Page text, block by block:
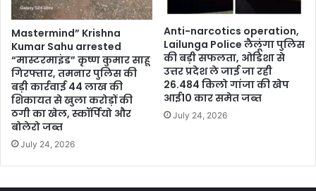
Mastermind” Krishna
Kumar Sahu arrested
“मास्टरमाइंड” कृष्ण कुमार साहू
गिरफ्तार, तमनार पुलिस की
बड़ी कार्रवाई 44 लाख की
शिकायत से खुला करोड़ों की
ठगी का खेल, स्कॉर्पियो और
बोलेरो जब्त
July 24, 2026
Anti-narcotics operation,
Lailunga Police लैलूंगा पुलिस
की बड़ी सफलता, ओडिशा से
उत्तर प्रदेश ले जाई जा रही
26.484 किलो गांजा की खेप
आई10 कार समेत जब्त
July 24, 2026